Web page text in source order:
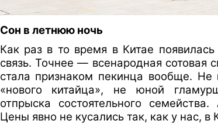
Сон в летнюю ночь
Как раз в то время в Китае
связь. Точнее — всенародная сотовая
стала признаком пекинца вообще. Не
«нового китайца», не юной
отпрыска состоятельного
Цены явно не кусались так, как у нас, в